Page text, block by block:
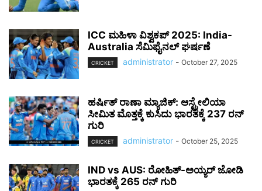
ICC ಮಹಿಳಾ ವಿಶ್ವಕಪ್ 2025: India-
Australia ಸೆಮಿಫೈನಲ್ ಘರ್ಷಣೆ
CRICKET administrator - October 27, 2025
ಹರ್ಷಿತ್ ರಾಣಾ ಮ್ಯಾಜಿಕ್: ಆಸ್ಟ್ರೇಲಿಯಾ
ಸೀಮಿತ ಮೊತ್ತಕ್ಕೆ ಕುಸಿದು ಭಾರತಕ್ಕೆ 237 ರನ್
ಗುರಿ
CRICKET administrator - October 25, 2025
IND vs AUS: ರೋಹಿತ್-ಅಯ್ಯರ್ ಜೋಡಿ
ಭಾರತಕ್ಕೆ 265 ರನ್ ಗುರಿ